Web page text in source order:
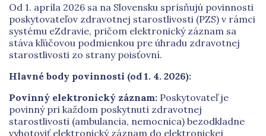
Od 1. apríla 2026 sa na Slovensku sprísňujú povinnosti
poskytovateľov zdravotnej starostlivosti (PZS) v rámci
systému eZdravie, pričom elektronický záznam sa
stáva kľúčovou podmienkou pre úhradu zdravotnej
starostlivosti zo strany poisťovní.
Hlavné body povinnosti (od 1. 4. 2026):
Povinný elektronický záznam: Poskytovateľ je
povinný pri každom poskytnutí zdravotnej
starostlivosti (ambulancia, nemocnica) bezodkladne
vyhotoviť elektronický záznam do elektronickej